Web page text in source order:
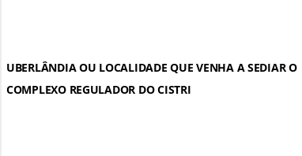
UBERLÂNDIA OU LOCALIDADE QUE VENHA A SEDIAR O
COMPLEXO REGULADOR DO CISTRI